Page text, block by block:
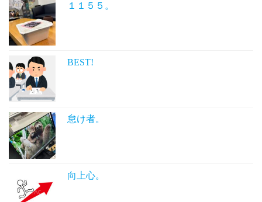
１１５５。
BEST!
怠け者。
向上心。